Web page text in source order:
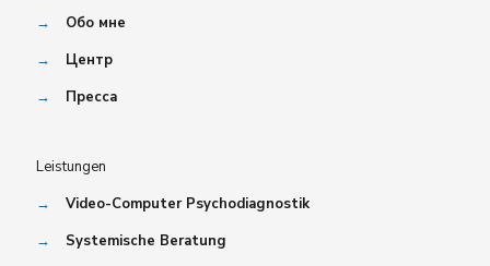
→
Обо мне
→
Центр
→
Пресса
Leistungen
→
Video-Computer Psychodiagnostik
→
Systemische Beratung